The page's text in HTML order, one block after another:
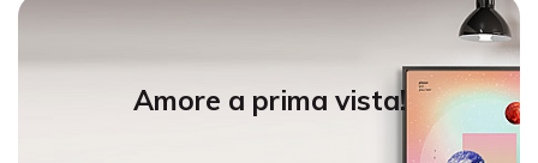
Amore a prima vista!